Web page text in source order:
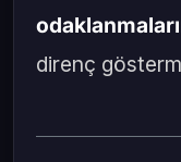
direnç